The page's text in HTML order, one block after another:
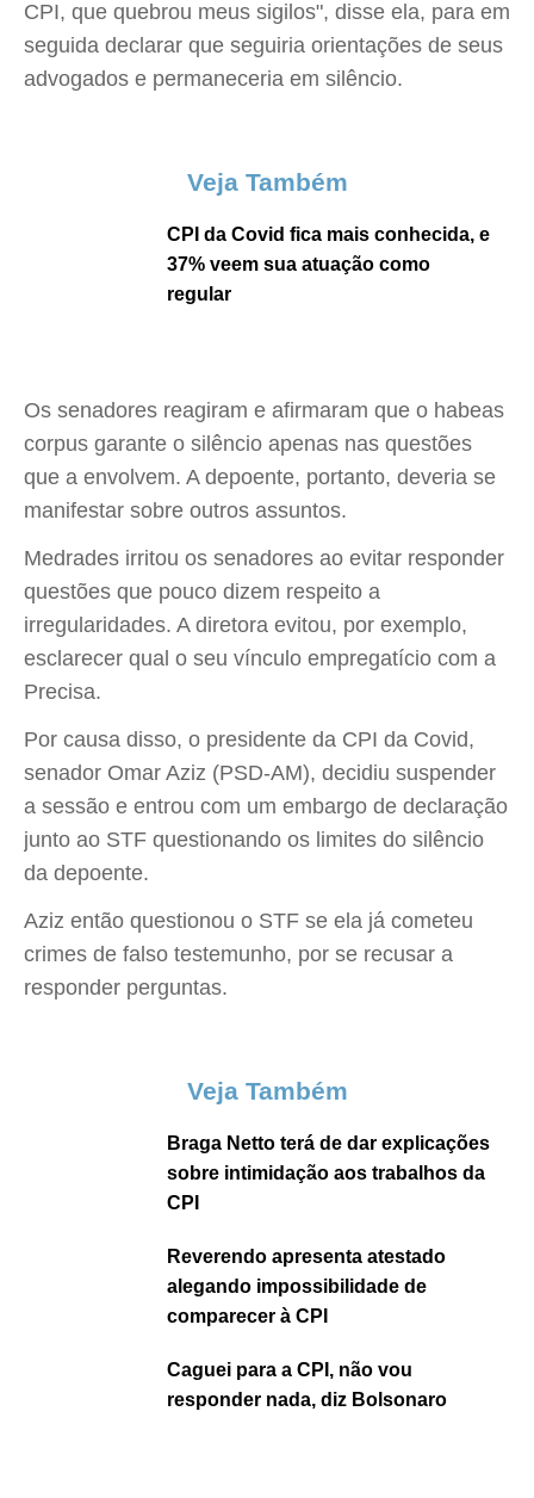
CPI, que quebrou meus sigilos", disse ela, para em
seguida declarar que seguiria orientações de seus
advogados e permaneceria em silêncio.
Veja Também
CPI da Covid fica mais conhecida, e
37% veem sua atuação como
regular
Os senadores reagiram e afirmaram que o habeas
corpus garante o silêncio apenas nas questões
que a envolvem. A depoente, portanto, deveria se
manifestar sobre outros assuntos.
Medrades irritou os senadores ao evitar responder
questões que pouco dizem respeito a
irregularidades. A diretora evitou, por exemplo,
esclarecer qual o seu vínculo empregatício com a
Precisa.
Por causa disso, o presidente da CPI da Covid,
senador Omar Aziz (PSD-AM), decidiu suspender
a sessão e entrou com um embargo de declaração
junto ao STF questionando os limites do silêncio
da depoente.
Aziz então questionou o STF se ela já cometeu
crimes de falso testemunho, por se recusar a
responder perguntas.
Veja Também
Braga Netto terá de dar explicações
sobre intimidação aos trabalhos da
CPI
Reverendo apresenta atestado
alegando impossibilidade de
comparecer à CPI
Caguei para a CPI, não vou
responder nada, diz Bolsonaro